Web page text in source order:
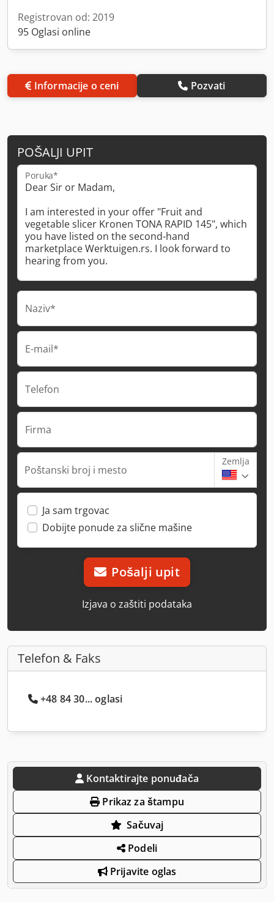
Registrovan od: 2019
95 Oglasi online
Informacije o ceni Pozvati
POŠALJI UPIT
Poruka*
Naziv*
E-mail*
Telefon
Firma
Poštanski broj i mesto
Zemlja
Ja sam trgovac
Dobijte ponude za slične mašine
Pošalji upit
Izjava o zaštiti podataka
Telefon & Faks
+48 84 30... oglasi
Kontaktirajte ponuđača
Prikaz za štampu
Sačuvaj
Podeli
Prijavite oglas